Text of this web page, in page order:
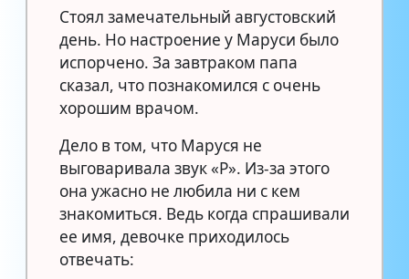
Стоял замечательный августовский
день. Но настроение у Маруси было
испорчено. За завтраком папа
сказал, что познакомился с очень
хорошим врачом.
Дело в том, что Маруся не
выговаривала звук «Р». Из-за этого
она ужасно не любила ни с кем
знакомиться. Ведь когда спрашивали
ее имя, девочке приходилось
отвечать: